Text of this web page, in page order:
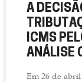
A
ICMS
ANÁLISE
Em 26 de